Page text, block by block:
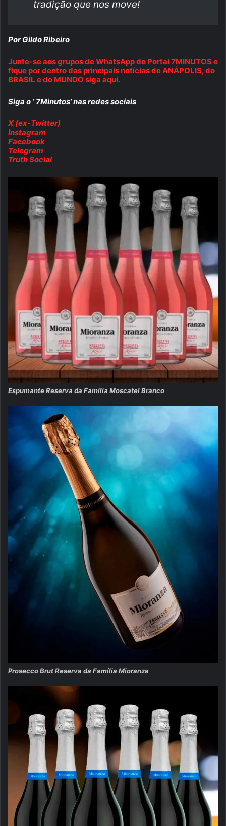
tradição que nos move!
Por Gildo Ribeiro
Junte-se aos grupos de WhatsApp do Portal 7MINUTOS e
fique por dentro das principais notícias de ANÁPOLIS, do
BRASIL e do MUNDO siga aqui.
Siga o ‘ 7Minutos’ nas redes sociais
X (ex-Twitter)
Instagram
Facebook
Telegram
Truth Social
Espumante Reserva da Família Moscatel Branco
Prosecco Brut Reserva da Família Mioranza